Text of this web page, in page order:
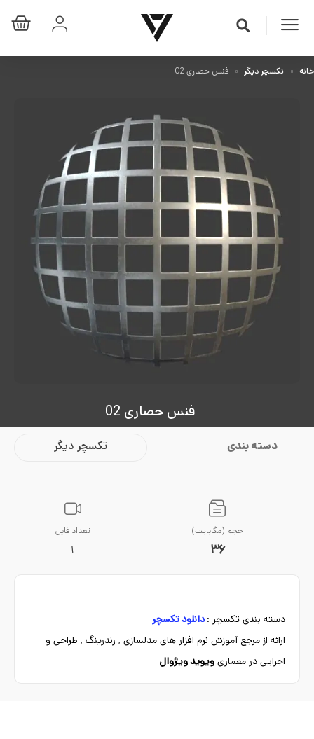
خانه تکسچر دیگر فنس حصاری 02
فنس حصاری 02
دسته بندی تکسچر دیگر
حجم (مگابایت)
36
تعداد فایل
1
دسته بندی تکسچر :دانلود تکسچر
ارائه از مرجع آموزش نرم افزار های مدلسازی , رندرینگ , طراحی و
اجرایی در معماریویوید ویژوال